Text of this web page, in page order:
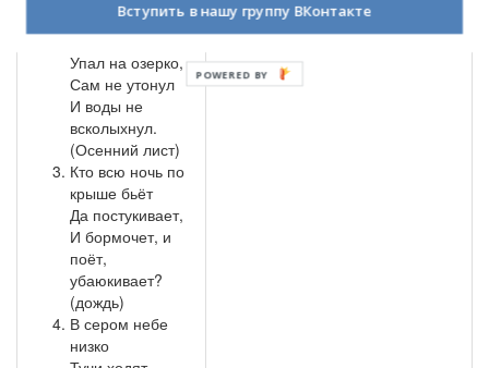
(листопад)
Рыжий Егорка
Упал на озерко,
Сам не утонул
И воды не
всколыхнул.
(Осенний лист)
Кто всю ночь по
крыше бьёт
Да постукивает,
И бормочет, и
поёт,
убаюкивает?
(дождь)
В сером небе
низко
Вступить в нашу группу ВКонтакте